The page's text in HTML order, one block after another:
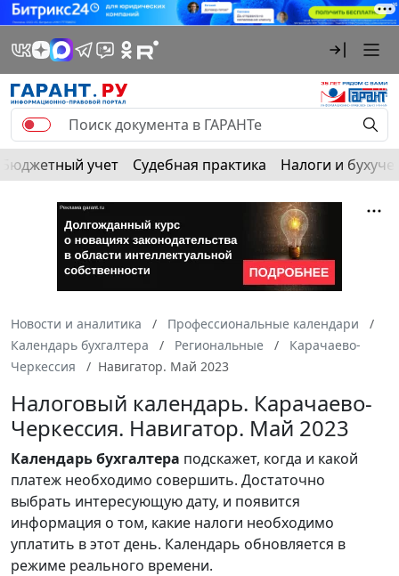
Бюджетный учет Судебная практика Налоги и
Новости и аналитика
Профессиональные календари
Календарь бухгалтера
Региональные
Карачаево-
Черкессия
Навигатор. Май 2023
Налоговый календарь. Карачаево-
Черкессия. Навигатор. Май 2023
Календарьбухгалтера подскажет, когда и какой
платеж необходимо совершить. Достаточно
выбрать интересующую дату, и появится
информация о том, какие налоги необходимо
уплатить в этот день. Календарь обновляется в
режиме реального времени.